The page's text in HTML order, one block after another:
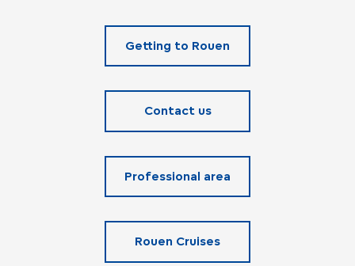
Getting to Rouen
Contact us
Professional area
Rouen Cruises